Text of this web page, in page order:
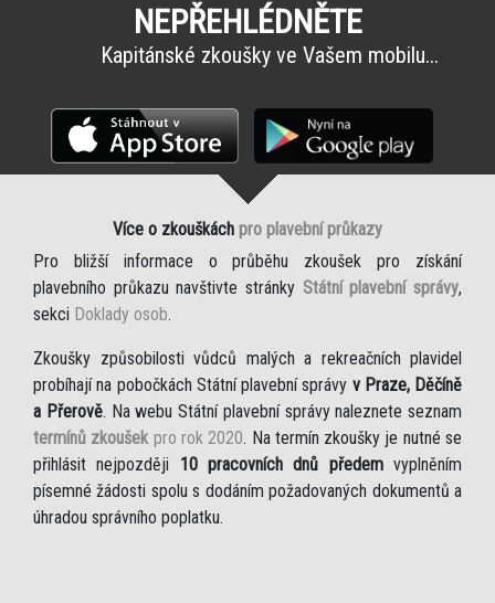
NEPŘEHLÉDNĚTE
Kapitánské zkoušky ve Vašem mobilu...
Více o zkouškách pro plavební průkazy
Pro bližší informace o průběhu zkoušek pro získání
plavebního průkazu navštivte stránky Státní plavební správy,
sekci Doklady osob.
Zkoušky způsobilosti vůdců malých a rekreačních plavidel
probíhají na pobočkách Státní plavební správy v Praze, Děčíně
a Přerově. Na webu Státní plavební správy naleznete seznam
termínů zkoušek pro rok 2020. Na termín zkoušky je nutné se
přihlásit nejpozději 10 pracovních dnů předemvyplněním
písemné žádosti spolu s dodáním požadovaných dokumentů a
úhradou správního poplatku.